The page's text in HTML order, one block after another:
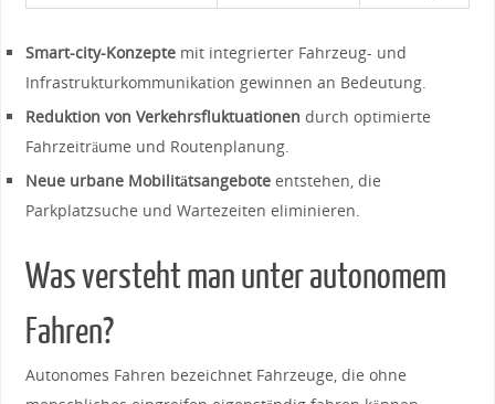
Smart-city-Konzeptemit integrierter Fahrzeug- und
Infrastrukturkommunikation gewinnen an⁣ Bedeutung.
Reduktion von Verkehrsfluktuationen durch optimierte
Fahrzeiträume und Routenplanung.
Neue urbane Mobilitätsangebote‌entstehen, die
Parkplatzsuche und ​Wartezeiten ​eliminieren.
Was versteht man unter autonomem
Fahren?
Autonomes Fahren bezeichnet Fahrzeuge, die ohne